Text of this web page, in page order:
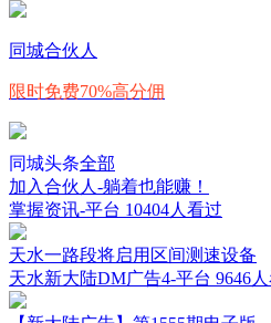
同城合伙人
限时免费70%高分佣
同城头条全部
加入合伙人-躺着也能赚！
掌握资讯-平台 10404人看过
天水一路段将启用区间测速设备
天水新大陆DM广告4-平台 9646